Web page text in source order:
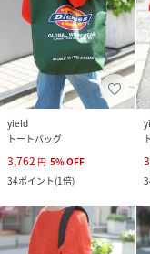
yield
トートバッグ
3,762 円 5%OFF
34ポイント(1倍)